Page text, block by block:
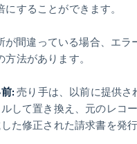
にすることができます。
が間違っている場合、エラ
方法があります。
: 売り手は、以前に提供さ
して置き換え、元のレコ
た修正された請求書を発行